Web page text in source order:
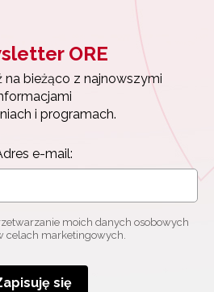
ORE
na bieżąco z najnowszymi
i programach.
e-mail:
moich danych osobowych
celach marketingowych.
się